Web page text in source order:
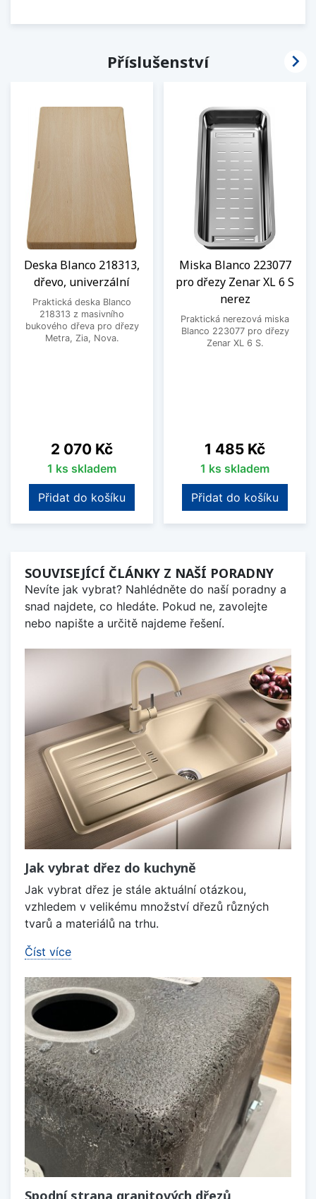
Příslušenství
Deska Blanco 218313,
dřevo, univerzální
Praktická deska Blanco
218313 z masivního
bukového dřeva pro dřezy
Metra, Zia, Nova.
Cena
2 070 Kč
1 ks skladem
Přidat do košíku
Miska Blanco 223077
pro dřezy Zenar XL 6 S
nerez
Praktická nerezová miska
Blanco 223077 pro dřezy
Zenar XL 6 S.
Cena
1 485 Kč
1 ks skladem
Přidat do košíku

SOUVISEJÍCÍ ČLÁNKY Z NAŠÍ PORADNY
Nevíte jak vybrat? Nahlédněte do naší poradny a
snad najdete, co hledáte. Pokud ne, zavolejte
nebo napište a určitě najdeme řešení.
Jak vybrat dřez do kuchyně
Jak vybrat dřez je stále aktuální otázkou,
vzhledem v velikému množství dřezů různých
tvarů a materiálů na trhu.
Číst více